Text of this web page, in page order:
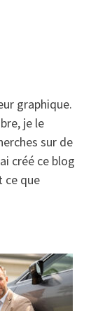
graphique.
je le
sur de
créé ce blog
ce que